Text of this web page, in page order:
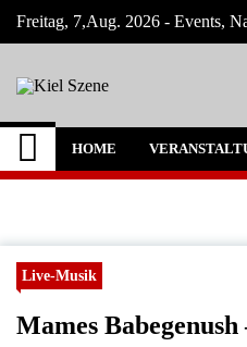
Skip
Freitag, 7,Aug. 2026 - Events,
Kiel Szene
Neuigkeiten und
HOME
Live-Musik
Mames